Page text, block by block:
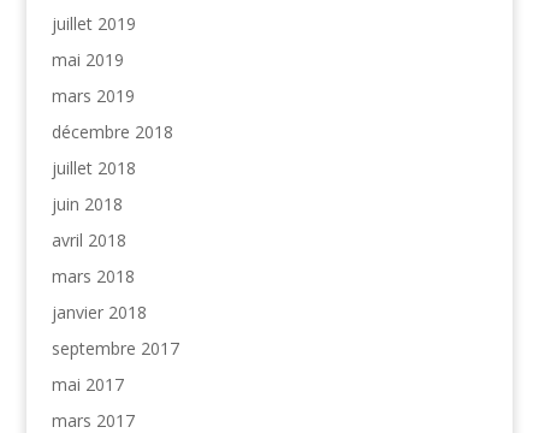
juillet 2019
mai 2019
mars 2019
décembre 2018
juillet 2018
juin 2018
avril 2018
mars 2018
janvier 2018
septembre 2017
mai 2017
mars 2017